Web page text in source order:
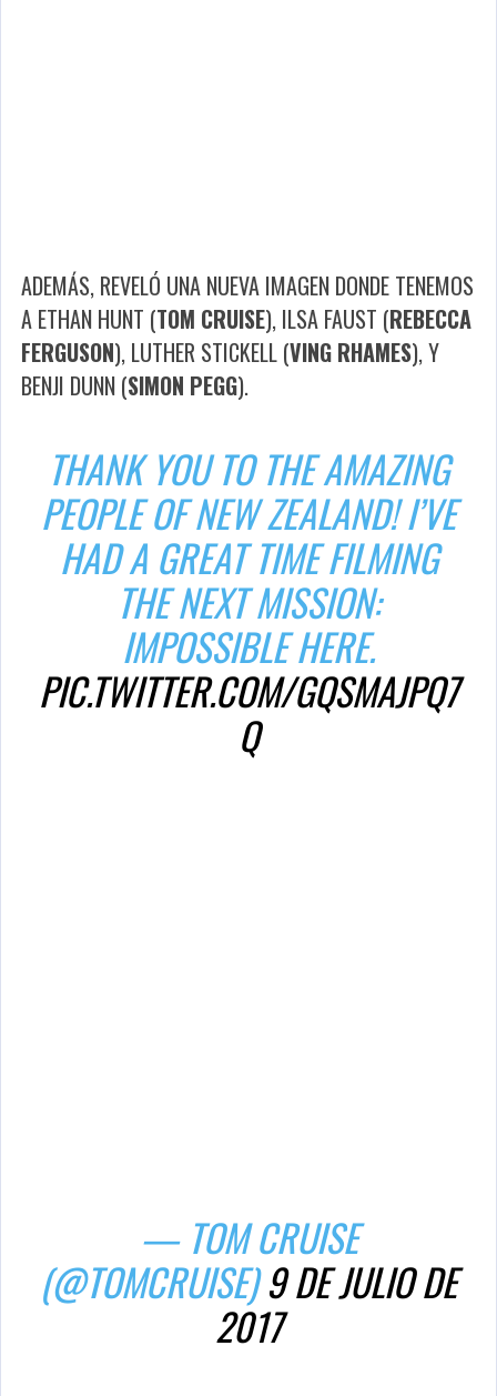
ADEMÁS, REVELÓ UNA NUEVA IMAGEN DONDE TENEMOS
A ETHAN HUNT (TOM CRUISE), ILSA FAUST (REBECCA
FERGUSON), LUTHER STICKELL (VING RHAMES), Y
BENJI DUNN (SIMON PEGG).
THANK YOU TO THE AMAZING
PEOPLE OF NEW ZEALAND! I’VE
HAD A GREAT TIME FILMING
THE NEXT MISSION:
IMPOSSIBLE HERE.
PIC.TWITTER.COM/GQSMAJPQ7
Q
— TOM CRUISE
(@TOMCRUISE)9 DE JULIO DE
2017